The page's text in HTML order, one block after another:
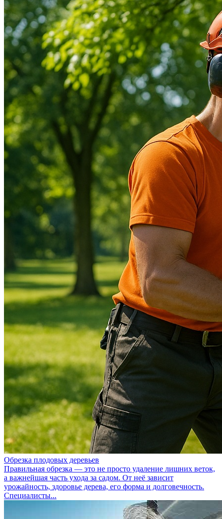
Обрезка плодовых деревьев
Правильная обрезка — это не просто удаление лишних веток,
а важнейшая часть ухода за садом. От неё зависит
урожайность, здоровье дерева, его форма и долговечность.
Специалисты...